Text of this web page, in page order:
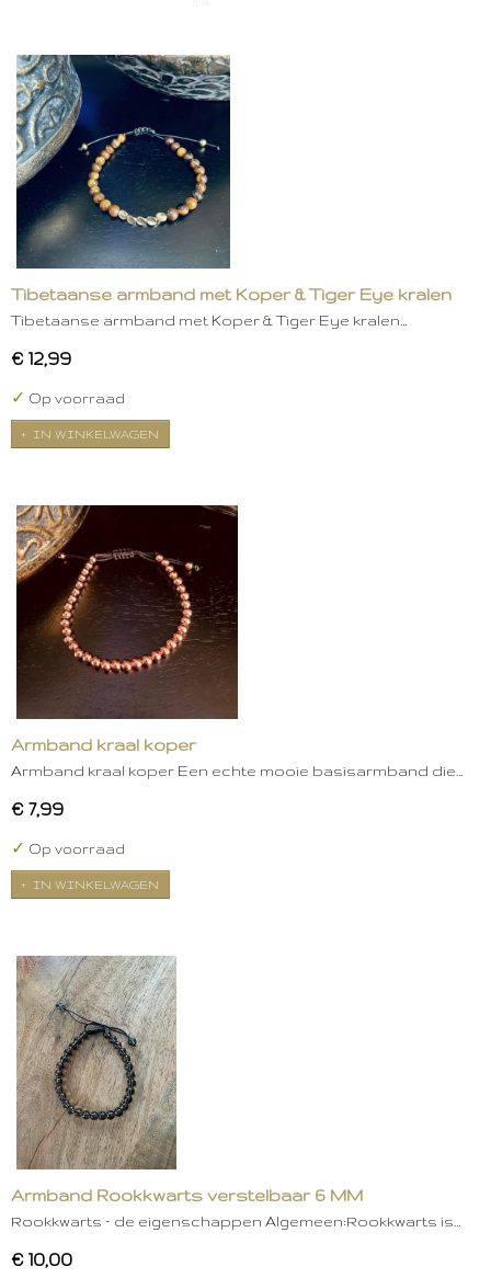
Tibetaanse armband met Koper & Tiger Eye kralen
Tibetaanse armband met Koper & Tiger Eye kralen…
€ 12,99
✓ Op voorraad
IN WINKELWAGEN
Armband kraal koper
Armband kraal koper Een echte mooie basisarmband die…
€ 7,99
✓ Op voorraad
IN WINKELWAGEN
Armband Rookkwarts verstelbaar 6 MM
Rookkwarts – de eigenschappen Algemeen:Rookkwarts is…
€ 10,00